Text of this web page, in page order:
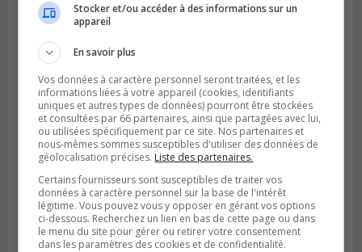
SAINT-CATHERINE
Publié le 30 juillet 2026 à 07h58
Sainte-Catherine prolonge son aide
financière au Complexe Le Partage
Stocker et/ou accéder à des informations sur un
appareil
En savoir plus
Vos données à caractère personnel seront traitées, et les
informations liées à votre appareil (cookies, identifiants
uniques et autres types de données) pourront être stockées
et consultées par 66 partenaires, ainsi que partagées avec lui,
ou utilisées spécifiquement par ce site. Nos partenaires et
nous-mêmes sommes susceptibles d'utiliser des données de
géolocalisation précises. Liste des partenaires.
Certains fournisseurs sont susceptibles de traiter vos
données à caractère personnel sur la base de l'intérêt
légitime. Vous pouvez vous y opposer en gérant vos options
ci-dessous. Recherchez un lien en bas de cette page ou dans
le menu du site pour gérer ou retirer votre consentement
dans les paramètres des cookies et de confidentialité.